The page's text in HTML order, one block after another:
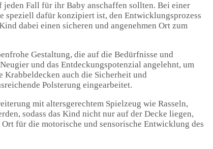
Fall für ihr Baby anschaffen sollten. Bei einer
speziell dafür konzipiert ist, den Entwicklungsprozess
dabei einen sicheren und angenehmen Ort zum
Gestaltung, die auf die Bedürfnisse und
und das Entdeckungspotenzial angelehnt, um
auch die Sicherheit und
Polsterung eingearbeitet.
mit altersgerechtem Spielzeug wie Rasseln,
sodass das Kind nicht nur auf der Decke liegen,
für die motorische und sensorische Entwicklung des